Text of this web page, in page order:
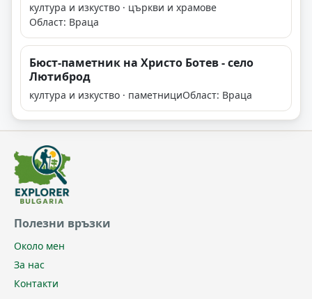
култура и изкуство · църкви и храмове
Област: Враца
Бюст-паметник на Христо Ботев - село
Лютиброд
култура и изкуство · паметнициОбласт: Враца
Полезни връзки
Около мен
За нас
Контакти